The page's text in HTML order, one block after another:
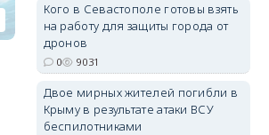
erid: 2SDnjdvhGXG
Кого в Севастополе готовы взять
на работу для защиты города от
дронов
0 9031
Двое мирных жителей погибли в
Крыму в результате атаки ВСУ
беспилотниками